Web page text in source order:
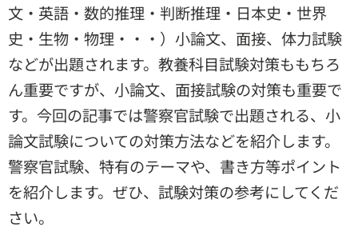
文・英語・数的推理・判断推理・日本史・世界
史・生物・物理・・・）小論文、面接、体力試験
などが出題されます。教養科目試験対策ももちろ
ん重要ですが、小論文、面接試験の対策も重要で
す。今回の記事では警察官試験で出題される、小
論文試験についての対策方法などを紹介します。
警察官試験、特有のテーマや、書き方等ポイント
を紹介します。ぜひ、試験対策の参考にしてくだ
さい。